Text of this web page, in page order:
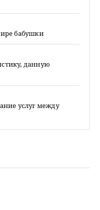
бабушки
данную
услуг между